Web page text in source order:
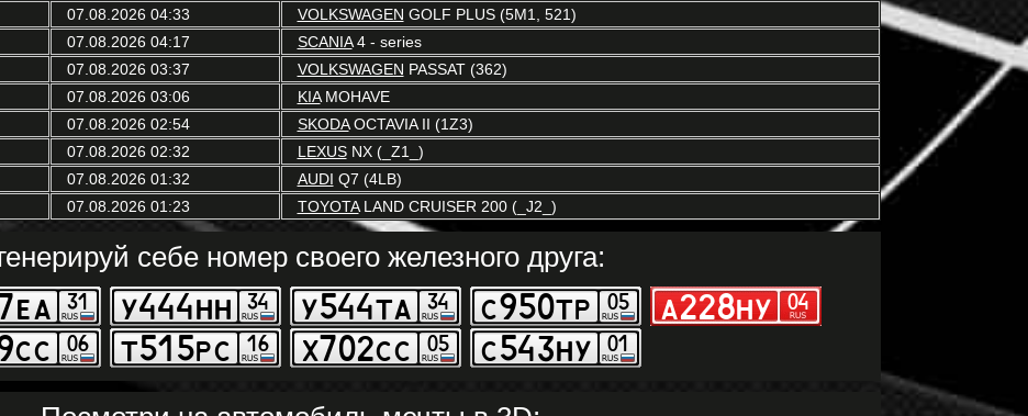
07.08.2026 04:33 VOLKSWAGEN GOLF PLUS (5M1, 521)
07.08.2026 04:17 SCANIA4 - series
07.08.2026 03:37 VOLKSWAGEN PASSAT (362)
07.08.2026 03:06 KIAMOHAVE
07.08.2026 02:54 SKODAOCTAVIA II (1Z3)
07.08.2026 02:32 LEXUSNX (_Z1_)
07.08.2026 01:32 AUDI Q7 (4LB)
07.08.2026 01:23 TOYOTALAND CRUISER 200 (_J2_)
себе номер своего железного друга: